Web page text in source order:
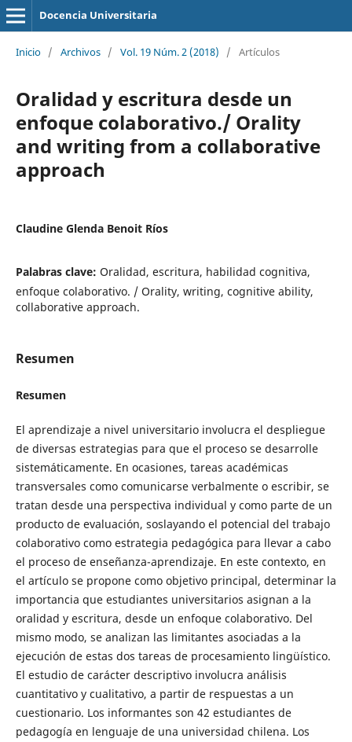
Docencia Universitaria
Inicio / Archivos / Vol. 19 Núm. 2 (2018) / Artículos
Oralidad y escritura desde un
enfoque colaborativo./ Orality
and writing from a collaborative
approach
Claudine Glenda Benoit Ríos
Palabras clave: Oralidad, escritura, habilidad cognitiva,
enfoque colaborativo. / Orality, writing, cognitive ability,
collaborative approach.
Resumen
Resumen
El aprendizaje a nivel universitario involucra el despliegue
de diversas estrategias para que el proceso se desarrolle
sistemáticamente. En ocasiones, tareas académicas
transversales como comunicarse verbalmente o escribir, se
tratan desde una perspectiva individual y como parte de un
producto de evaluación, soslayando el potencial del trabajo
colaborativo como estrategia pedagógica para llevar a cabo
el proceso de enseñanza-aprendizaje. En este contexto, en
el artículo se propone como objetivo principal, determinar la
importancia que estudiantes universitarios asignan a la
oralidad y escritura, desde un enfoque colaborativo. Del
mismo modo, se analizan las limitantes asociadas a la
ejecución de estas dos tareas de procesamiento lingüístico.
El estudio de carácter descriptivo involucra análisis
cuantitativo y cualitativo, a partir de respuestas a un
cuestionario. Los informantes son 42 estudiantes de
pedagogía en lenguaje de una universidad chilena. Los